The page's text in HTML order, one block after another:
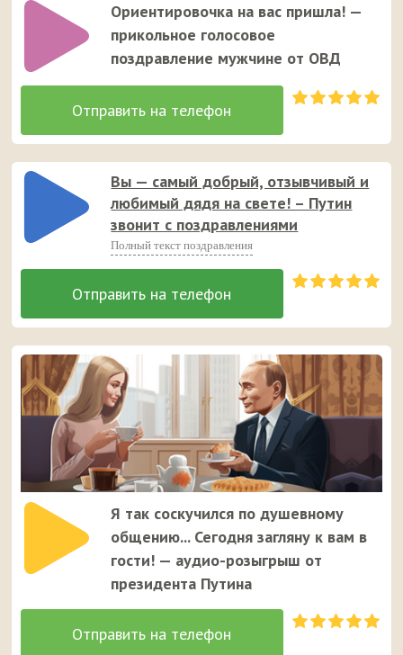
Ориентировочка на вас пришла! —
прикольное голосовое
поздравление мужчине от ОВД
Вы — самый добрый, отзывчивый и
любимый дядя на свете! – Путин
звонит с поздравлениями
Полный текст поздравления
Я так соскучился по душевному
общению... Сегодня загляну к вам в
гости! — аудио-розыгрыш от
президента Путина